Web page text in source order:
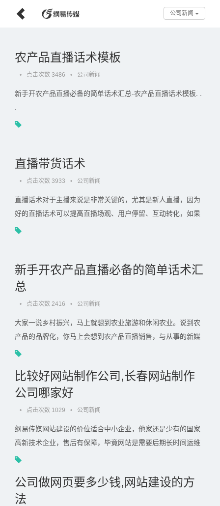
公司新闻
农产品直播话术模板
• 点击次数 3486 • 公司新闻
新手开农产品直播必备的简单话术汇总-农产品直播话术模板. .
直播带货话术
• 点击次数 3933 • 公司新闻
直播话术对于主播来说是非常关键的，尤其是新人直播，因为
好的直播话术可以提高直播场观、用户停留、互动转化，如果
没有话术，主播面对镜头会很慌张。. . .
新手开农产品直播必备的简单话术汇
总
• 点击次数 2416 • 公司新闻
大家一说乡村振兴，马上就想到农业旅游和休闲农业。说到农
产品的品牌化，你马上会想到农产品直播销售，与从事的新媒
体不同，直播是口才的博弈，虽然里面包含着许多销售技巧，.
比较好网站制作公司,长春网站制作
公司哪家好
• 点击次数 1029 • 公司新闻
纲易传媒网站建设的价位适合中小企业，他家还是少有的国家
高新技术企业，售后有保障，毕竟网站是需要后期长时间运维
的。 长春网站制作公司哪家好？ 网站建设公司很多，没有具. .
公司做网页要多少钱,网站建设的方
法